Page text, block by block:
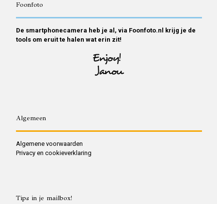
Foonfoto
De smartphonecamera heb je al, via Foonfoto.nl krijg je de
tools om eruit te halen wat erin zit!
Algemeen
Algemene voorwaarden
Privacy en cookieverklaring
Tips in je mailbox!